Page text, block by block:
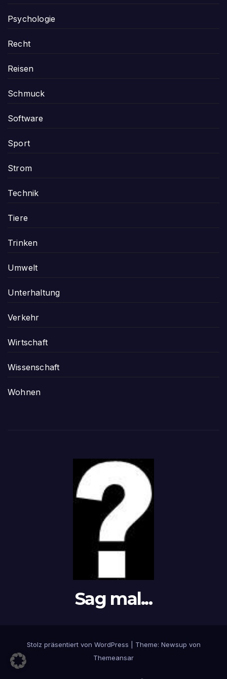
Psychologie
Recht
Reisen
Schmuck
Software
Sport
Strom
Technik
Tiere
Trinken
Umwelt
Unterhaltung
Verkehr
Wirtschaft
Wissenschaft
Wohnen
Sag mal...
Stolz präsentiert von WordPress
Theme: Newsup von
Themeansar